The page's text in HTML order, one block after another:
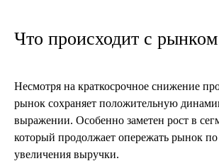
Что происходит с рынком
Несмотря на краткосрочное снижение
рынок сохраняет положительную
выражении. Особенно заметен рост в
который продолжает опережать рынок
увеличения выручки.